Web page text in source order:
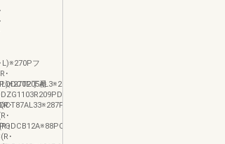
L)※270Pフ
･
L)※270P丁番
･
･
･
･